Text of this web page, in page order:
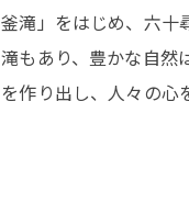
釜滝」をはじめ、六十
滝もあり、豊かな自然
を作り出し、人々の心